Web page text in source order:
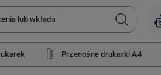
Przenośne drukarki A4